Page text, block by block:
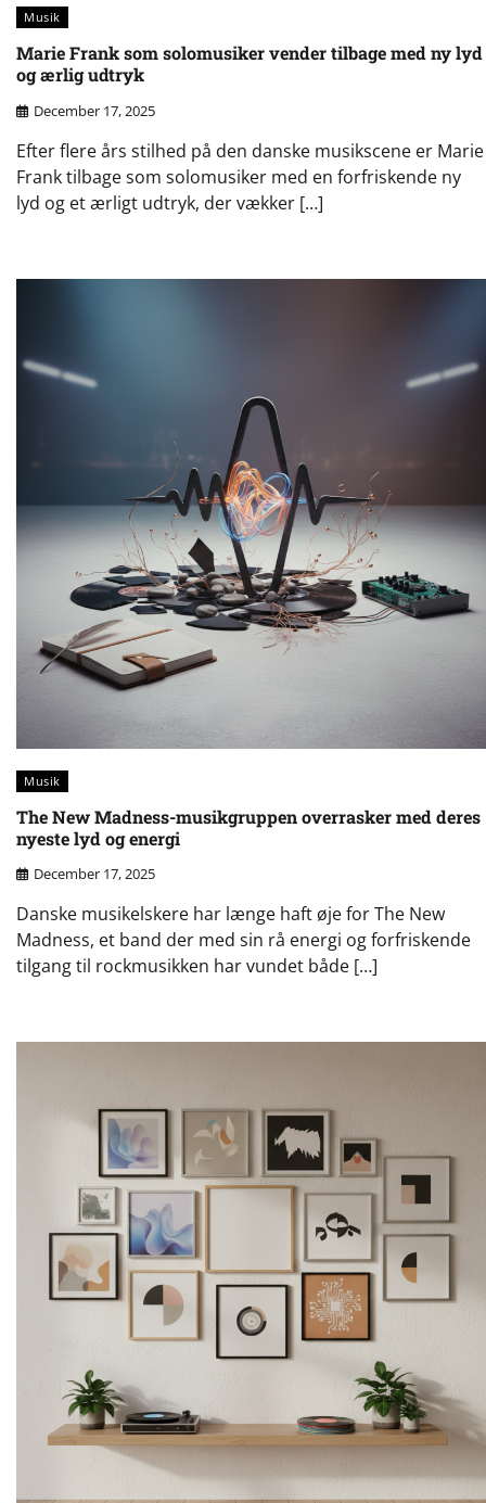
Musik
Marie Frank som solomusiker vender tilbage med ny lyd
og ærlig udtryk
December 17, 2025
Efter flere års stilhed på den danske musikscene er Marie
Frank tilbage som solomusiker med en forfriskende ny
lyd og et ærligt udtryk, der vækker […]
Musik
The New Madness-musikgruppen overrasker med deres
nyeste lyd og energi
December 17, 2025
Danske musikelskere har længe haft øje for The New
Madness, et band der med sin rå energi og forfriskende
tilgang til rockmusikken har vundet både […]